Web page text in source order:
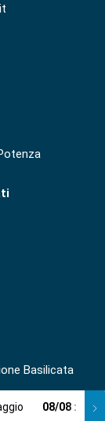
Basilicata
08/08 :